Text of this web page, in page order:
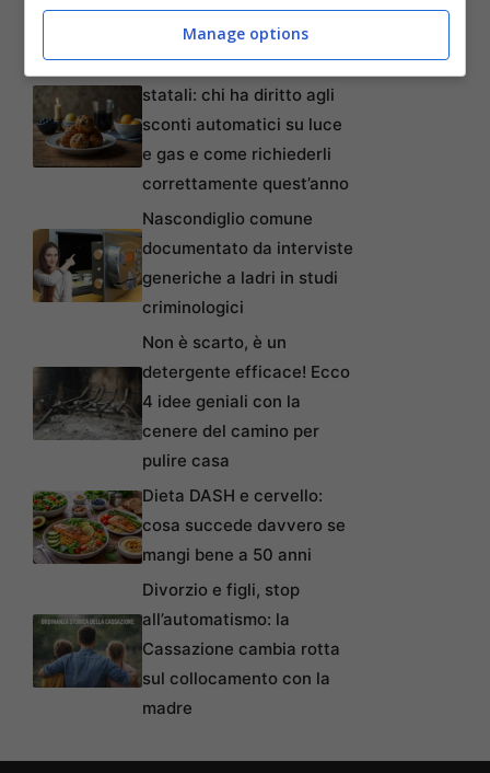
Bonus bollette e aiuti
statali: chi ha diritto agli
sconti automatici su luce
e gas e come richiederli
correttamente quest’anno
Nascondiglio comune
documentato da interviste
generiche a ladri in studi
criminologici
Non è scarto, è un
detergente efficace! Ecco
4 idee geniali con la
cenere del camino per
pulire casa
Dieta DASH e cervello:
cosa succede davvero se
mangi bene a 50 anni
Divorzio e figli, stop
all’automatismo: la
Cassazione cambia rotta
sul collocamento con la
madre
Manage options